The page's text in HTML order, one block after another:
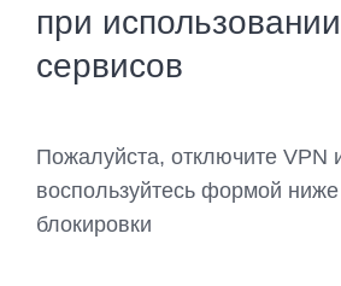
при
сервисов
Пожалуйста, отключите VPN
воспользуйтесь формой
блокировки